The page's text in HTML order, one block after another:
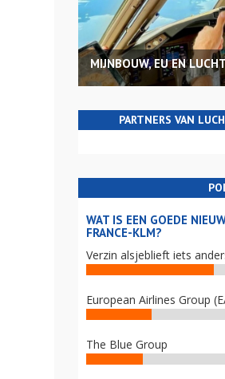
MIJNBOUW, EU EN
PARTNERS VAN
WAT IS EEN GOEDE
FRANCE-KLM?
Verzin alsjeblieft iets
European Airlines Group
The Blue Group